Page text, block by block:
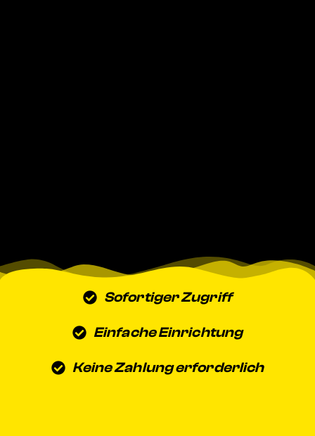
Sofortiger Zugriff
Einfache Einrichtung
Keine Zahlung erforderlich